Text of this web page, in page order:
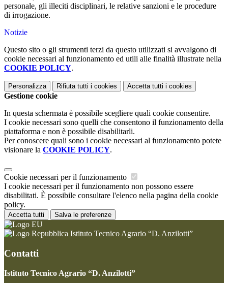
personale, gli illeciti disciplinari, le relative sanzioni e le procedure
di irrogazione.
Notizie
Questo sito o gli strumenti terzi da questo utilizzati si avvalgono di
cookie necessari al funzionamento ed utili alle finalità illustrate nella
COOKIE POLICY.
Personalizza Rifiuta tutti i cookies Accetta tutti i cookies
Gestione cookie
In questa schermata è possibile scegliere quali cookie consentire.
I cookie necessari sono quelli che consentono il funzionamento della
piattaforma e non è possibile disabilitarli.
Per conoscere quali sono i cookie necessari al funzionamento potete
visionare la COOKIE POLICY.
Cookie necessari per il funzionamento
I cookie necessari per il funzionamento non possono essere
disabilitati. È possibile consultare l'elenco nella pagina della cookie
policy.
Accetta tutti Salva le preferenze
Istituto Tecnico Agrario “D. Anzilotti”
Contatti
Istituto Tecnico Agrario “D. Anzilotti”